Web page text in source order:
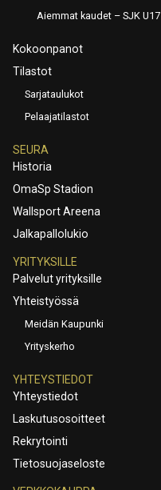
Aiemmat kaudet – SJK U17
Kokoonpanot
Tilastot
Sarjataulukot
Pelaajatilastot
SEURA
Historia
OmaSp Stadion
Wallsport Areena
Jalkapallolukio
YRITYKSILLE
Palvelut yrityksille
Yhteistyössä
Meidän Kaupunki
Yrityskerho
YHTEYSTIEDOT
Yhteystiedot
Laskutusosoitteet
Rekrytointi
Tietosuojaseloste